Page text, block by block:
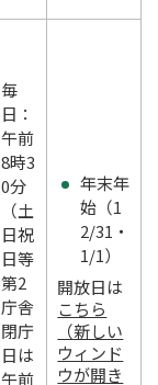
毎
日：
午前
8時3
0分
（土
日祝
日等
第2
庁舎
閉庁
日は
午前
年末年
始（1
2/31・
1/1）
開放日は
こちら
（新しい
ウィンド
ウが開き